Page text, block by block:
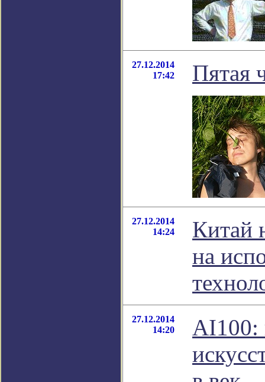
27.12.2014
17:42
Пятая
27.12.2014
14:24
Китай
на
27.12.2014
14:20
AI100: